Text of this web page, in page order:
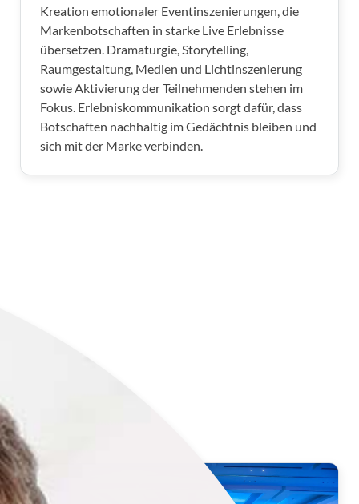
Kreation emotionaler Eventinszenierungen, die
Markenbotschaften in starke Live Erlebnisse
übersetzen. Dramaturgie, Storytelling,
Raumgestaltung, Medien und Lichtinszenierung
sowie Aktivierung der Teilnehmenden stehen im
Fokus. Erlebniskommunikation sorgt dafür, dass
Botschaften nachhaltig im Gedächtnis bleiben und
sich mit der Marke verbinden.